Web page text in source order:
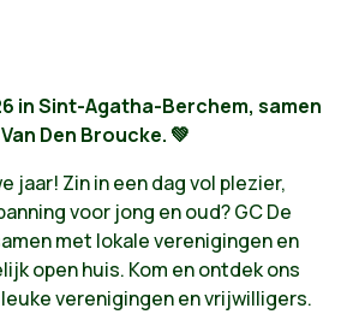
in Sint-Agatha-Berchem, samen
Den Broucke. 💚
jaar! Zin in een dag vol plezier,
voor jong en oud? GC De
met lokale verenigingen en
open huis. Kom en ontdek ons
verenigingen en vrijwilligers.